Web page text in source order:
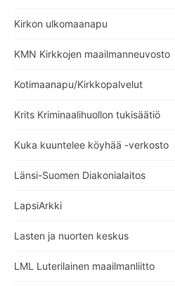
Kirkon ulkomaanapu
KMN Kirkkojen maailmanneuvosto
Kotimaanapu/Kirkkopalvelut
Krits Kriminaalihuollon tukisäätiö
Kuka kuuntelee köyhää -verkosto
Länsi-Suomen Diakonialaitos
LapsiArkki
Lasten ja nuorten keskus
LML Luterilainen maailmanliitto